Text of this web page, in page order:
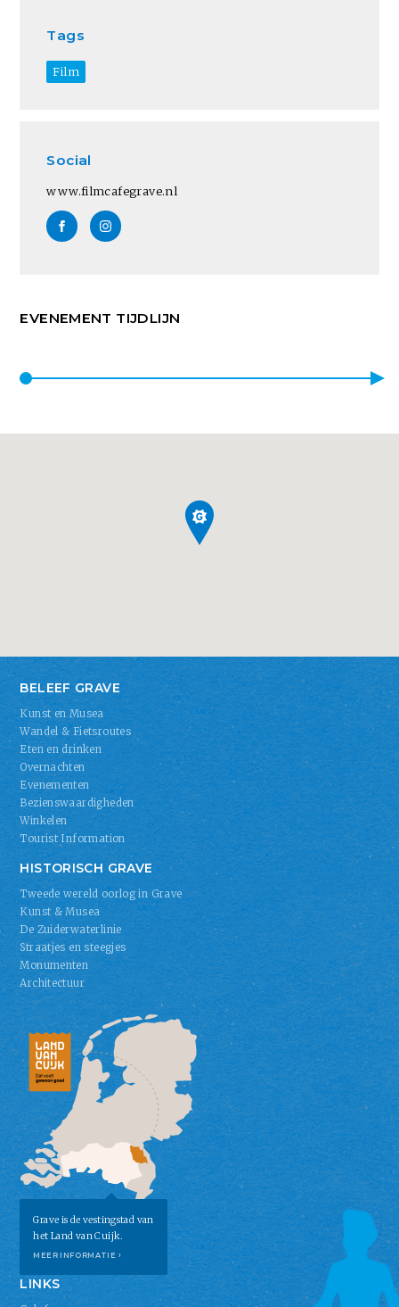
Tags
Film
Social
www.filmcafegrave.nl
EVENEMENT TIJDLIJN
BELEEF GRAVE
Kunst en Musea
Wandel & Fietsroutes
Eten en drinken
Overnachten
Evenementen
Bezienswaardigheden
Winkelen
Tourist Information
HISTORISCH GRAVE
Tweede wereld oorlog in Grave
Kunst & Musea
De Zuiderwaterlinie
Straatjes en steegjes
Monumenten
Architectuur
Grave is de vestingstad van
het Land van Cuijk.
MEER INFORMATIE ›
LINKS